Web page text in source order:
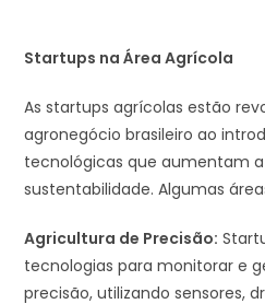
Startups na Área Agrícola
As startups agrícolas estão
agronegócio brasileiro ao
tecnológicas que aumentam
sustentabilidade. Algumas
Agricultura de Precisão:
tecnologias para monitorar e
precisão, utilizando sensores,